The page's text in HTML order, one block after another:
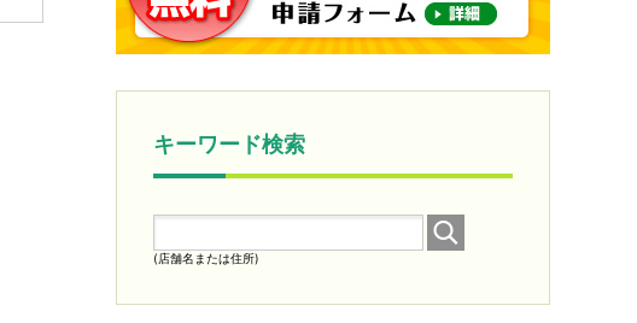
キーワード検索
(店舗名または住所)